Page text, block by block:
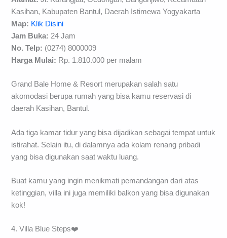
Kasihan, Kabupaten Bantul, Daerah Istimewa Yogyakarta
Map: Klik Disini
Jam Buka: 24 Jam
No. Telp: (0274) 8000009
Harga Mulai: Rp. 1.810.000 per malam
Grand Bale Home & Resort merupakan salah satu
akomodasi berupa rumah yang bisa kamu reservasi di
daerah Kasihan, Bantul.
Ada tiga kamar tidur yang bisa dijadikan sebagai tempat untuk
istirahat. Selain itu, di dalamnya ada kolam renang pribadi
yang bisa digunakan saat waktu luang.
Buat kamu yang ingin menikmati pemandangan dari atas
ketinggian, villa ini juga memiliki balkon yang bisa digunakan
kok!
4. Villa Blue Steps❤️